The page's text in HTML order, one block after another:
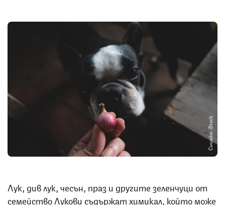
Снимка: iStock
Лук, див лук, чесън, праз и другите зеленчуци от
семейство Лукови съдържат химикал, който може